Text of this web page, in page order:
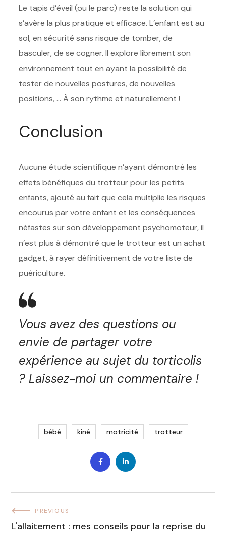
Le tapis d’éveil (ou le parc) reste la solution qui
s’avère la plus pratique et efficace. L’enfant est au
sol, en sécurité sans risque de tomber, de
basculer, de se cogner. Il explore librement son
environnement tout en ayant la possibilité de
tester de nouvelles postures, de nouvelles
positions, … À son rythme et naturellement !
Conclusion
Aucune étude scientifique n’ayant démontré les
effets bénéfiques du trotteur pour les petits
enfants, ajouté au fait que cela multiplie les risques
encourus par votre enfant et les conséquences
néfastes sur son développement psychomoteur, il
n’est plus à démontré que le trotteur est un achat
gadget, à rayer définitivement de votre liste de
puériculture.
Vous avez des questions ou
envie de partager votre
expérience au sujet du torticolis
? Laissez-moi un commentaire !
bébé kiné motricité trotteur
PREVIOUS
L'allaitement : mes conseils pour la reprise du